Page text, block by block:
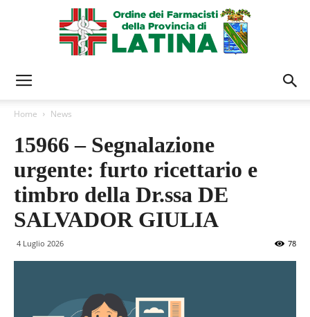
Farmacisti
Latina
Home News
15966 – Segnalazione
urgente: furto ricettario e
timbro della Dr.ssa DE
SALVADOR GIULIA
4 Luglio 2026 78